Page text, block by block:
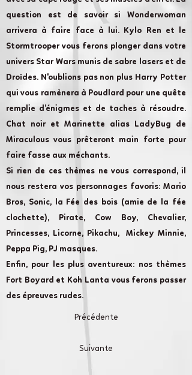
question est de savoir si Wonderwoman
arrivera à faire face à lui. Kylo Ren et le
Stormtrooper vous ferons plonger dans votre
univers Star Wars munis de sabre lasers et de
Droïdes. N'oublions pas non plus Harry Potter
qui vous ramènera à Poudlard pour une quête
remplie d’énigmes et de taches à résoudre.
Chat noir et Marinette alias LadyBug de
Miraculous vous prêteront main forte pour
faire fasse aux méchants.
Si rien de ces thèmes ne vous correspond, il
nous restera vos personnages favoris: Mario
Bros, Sonic, la Fée des bois (amie de la fée
clochette), Pirate, Cow Boy, Chevalier,
Princesses, Licorne, Pikachu, Mickey Minnie,
Peppa Pig, PJ masques.
Enfin, pour les plus aventureux: nos thèmes
Fort Boyard et Koh Lanta vous ferons passer
des épreuves rudes.
Précédente
Suivante